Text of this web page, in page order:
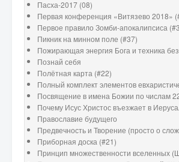
Пасха-2017 (08)
Первая конференция «Витязево 2018»
Первое правило Зомби-апокалипсиса
Пикник на минном поле (#37)
Пожирающая энергия Бога и техника
Познай себя
Полётная карта (#22)
Полный комплект элементов
Посвящение в имена Божии по числам
Почему Исус Христос въезжает в
Православие будущего
Предвечность и Творение (просто о
Приборная доска (#21)
Принцип множественности вселенных